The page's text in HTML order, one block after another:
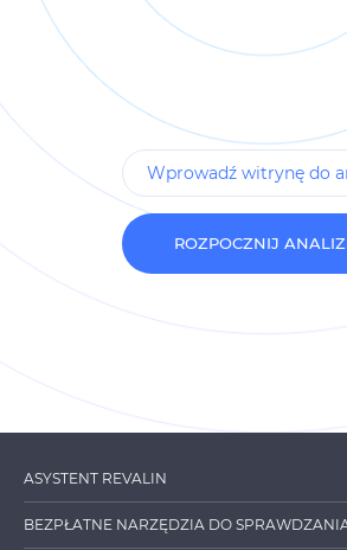
ROZPOCZNIJ
ASYSTENT REVALIN
BEZPŁATNE NARZĘDZIA DO